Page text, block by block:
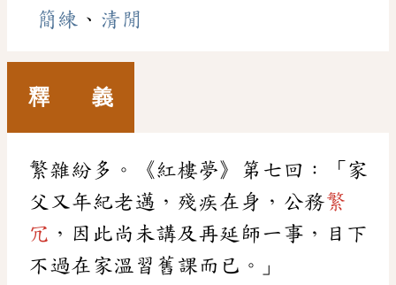
簡練 、 清閒
釋 義
繁雜紛多。《紅樓夢》第七回：「家
父又年紀老邁，殘疾在身，公務繁
冗 ，因此尚未講及再延師一事，目下
不過在家溫習舊課而已。」